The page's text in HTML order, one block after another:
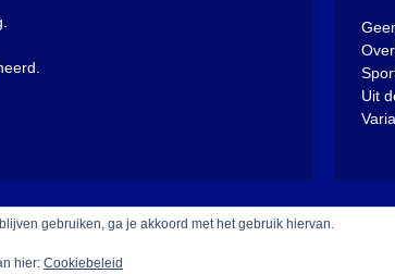
Uit
Varia
gebruiken, ga je akkoord met het gebruik hiervan.
hier: Cookiebeleid